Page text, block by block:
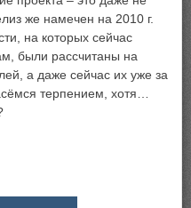
же намечен на 2010 г.
на которых сейчас
были рассчитаны на
а даже сейчас их уже за
терпением, хотя…